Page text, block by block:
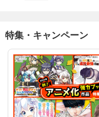
特集・キャンペーン